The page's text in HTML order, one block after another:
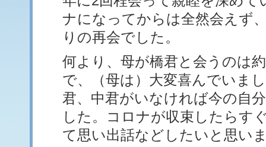
ナになってからは全然会えず
りの再会でした。
何より、母が橋君と会うのは
で、（母は）大変喜んでいま
君、中君がいなければ今の自
した。コロナが収束したらす
て思い出話などしたいと思い